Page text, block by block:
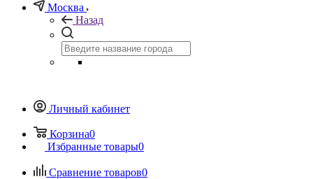
Москва
Назад
Личный кабинет
Корзина0
Избранные товары0
Сравнение товаров0